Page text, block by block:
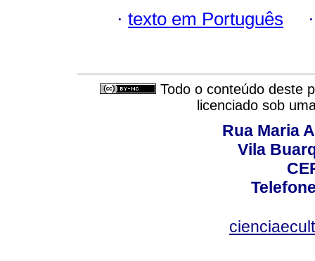
· texto em Português
Todo o conteúdo deste
licenciado sob
Rua Maria
Vila